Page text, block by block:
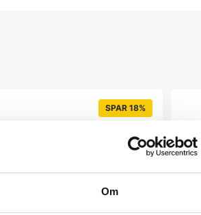
Om
SPAR 18%